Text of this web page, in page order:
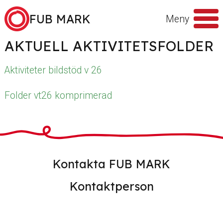
Hoppa till innehåll
FUB MARK Meny
Sök
efter
AKTUELL AKTIVITETSFOLDER
Aktiviteter bildstöd v 26
Folder vt26 komprimerad
Kontakta FUB MARK
Kontaktperson